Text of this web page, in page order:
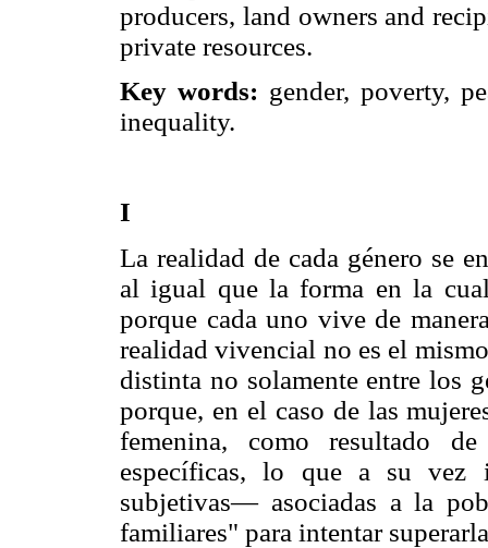
producers, land owners and
private resources.
Key words: gender, poverty,
inequality.
I
La realidad de cada género se
al igual que la forma en la
porque cada uno vive de
realidad vivencial no es el
distinta no solamente entre los
porque, en el caso de las
femenina, como resultado
específicas, lo que a su
subjetivas— asociadas a la
familiares" para intentar